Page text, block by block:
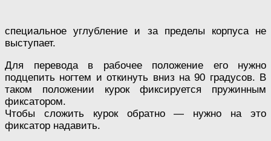
специальное углубление и за пределы корпуса не
выступает.
Для перевода в рабочее положение его нужно
подцепить ногтем и откинуть вниз на 90 градусов. В
таком положении курок фиксируется пружинным
фиксатором.
Чтобы сложить курок обратно — нужно на это
фиксатор надавить.